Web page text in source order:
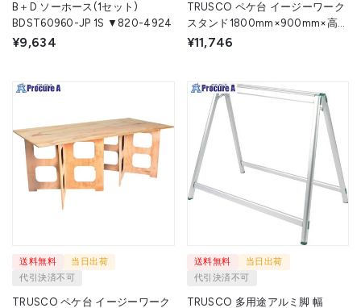
B＋D ソーホース(1セット)
BDST60960-JP 1S ▼820-4924
¥9,634
TRUSCO ペケ台 イージーワーク
スタンド1800mm×900mm×高さ
350mm EASYLEG-35180SET 1S
¥11,746
送料無料
当日出荷
代引決済不可
TRUSCO ペケ台 イージーワーク
送料無料
当日出荷
代引決済不可
TRUSCO 多用途アルミ脚 幅